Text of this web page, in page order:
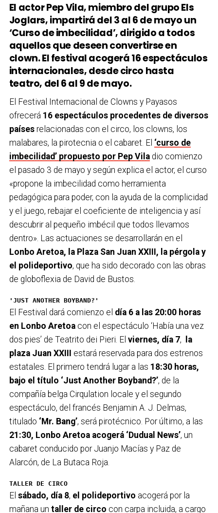
El actor Pep Vila, miembro del grupo Els
Joglars, impartirá del 3 al 6 de mayo un
‘Curso de imbecilidad’, dirigido a todos
aquellos que deseen convertirse en
clown. El festival acogerá 16 espectáculos
internacionales, desde circo hasta
teatro, del 6 al 9 de mayo.
El Festival Internacional de Clowns y Payasos
ofrecerá 16 espectáculos procedentes de diversos
paísesrelacionadas con el circo, los clowns, los
malabares, la pirotecnia o el cabaret. El ‘curso de
imbecilidad’ propuesto por Pep Viladio comienzo
el pasado 3 de mayo y según explica el actor, el curso
«propone la imbecilidad como herramienta
pedagógica para poder, con la ayuda de la complicidad
y el juego, rebajar el coeficiente de inteligencia y así
descubrir al pequeño imbécil que todos llevamos
dentro». Las actuaciones se desarrollarán en el
Lonbo Aretoa, la Plaza San Juan XXIII, la pérgola y
el polideportivo, que ha sido decorado con las obras
de globoflexia de David de Bustos.
'JUST ANOTHER BOYBAND?'
El Festival dará comienzo el día 6 a las 20:00 horas
en Lonbo Aretoacon el espectáculo ‘Había una vez
dos pies’ de Teatrito dei Pieri. El viernes, día 7,
la
plaza Juan XXIII estará reservada para dos estrenos
estatales. El primero tendrá lugar a las 18:30 horas,
bajo el título ‘Just Another Boyband?’, de la
compañía belga Cirqulation locale y el segundo
espectáculo, del francés Benjamin A. J. Delmas,
titulado ‘Mr. Bang’, será pirotécnico. Por último, a las
21:30, Lonbo Aretoa acogerá ‘Dudual News’, un
cabaret conducido por Juanjo Macías y Paz de
Alarcón, de La Butaca Roja.
TALLER DE CIRCO
El sábado, día 8, el polideportivo acogerá por la
mañana un taller de circo con carpa incluida, a cargo